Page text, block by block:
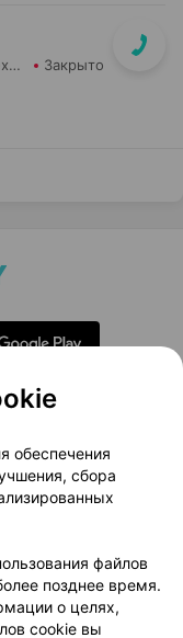
Медпростор Пролайф ООО Салон медтехники и ортопедии №52 Закрыто
маркетинг
Партнеры
103.by
обеспечения
сбора
файлов
позднее время.
о целях,
cookie вы